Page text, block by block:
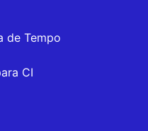
de Tempo
CI